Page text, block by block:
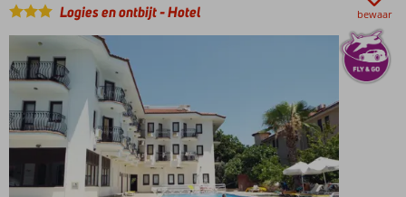
van
het
strand
Logies en ontbijt-Hotel bewaar